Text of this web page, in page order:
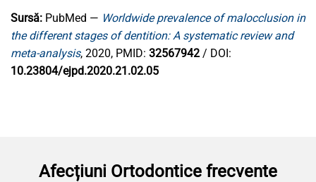
Sursă: PubMed — Worldwide prevalence of malocclusion in
the different stages of dentition: A systematic review and
meta-analysis, 2020, PMID: 32567942 / DOI:
10.23804/ejpd.2020.21.02.05
Afecțiuni Ortodontice frecvente